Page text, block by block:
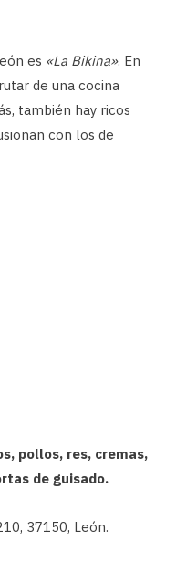
es «La Bikina». En
de una cocina
también hay ricos
con los de
pollos, res, cremas,
de guisado.
37150, León.